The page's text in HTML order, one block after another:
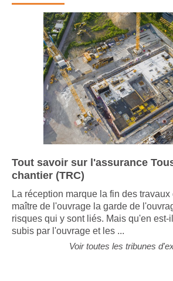
Tout savoir sur l'assurance
chantier (TRC)
La réception marque la fin des travaux
maître de l'ouvrage la garde de
risques qui y sont liés. Mais qu'en est-
subis par l'ouvrage et les ...
Voir toutes les tribunes